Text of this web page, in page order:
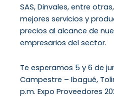
SAS, Dinvales, entre
mejores servicios y
precios al alcance de
empresarios del sector.
Te esperamos 5 y 6 de
Campestre – Ibagué,
p.m. Expo Proveedores